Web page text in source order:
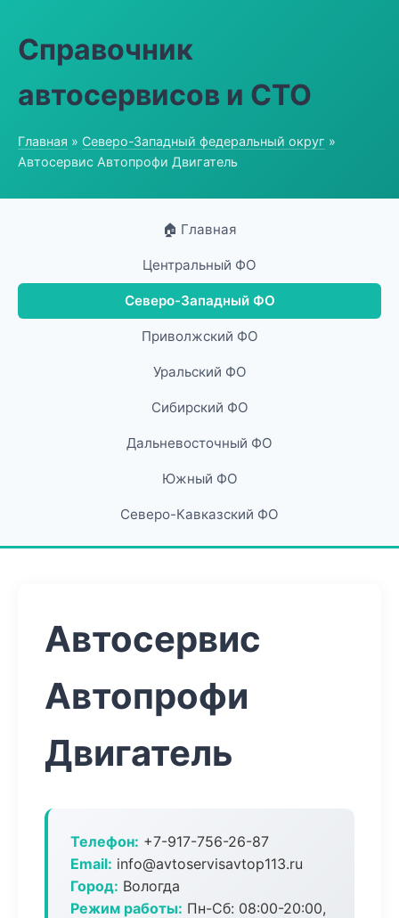
Справочник
автосервисов и СТО
Главная » Северо-Западный федеральный округ »
Автосервис Автопрофи Двигатель
🏠 Главная
Центральный ФО
Северо-Западный ФО
Приволжский ФО
Уральский ФО
Сибирский ФО
Дальневосточный ФО
Южный ФО
Северо-Кавказский ФО
Автосервис
Автопрофи
Двигатель
Телефон: +7-917-756-26-87
Email: info@avtoservisavtop113.ru
Город: Вологда
Режим работы: Пн-Сб: 08:00-20:00,